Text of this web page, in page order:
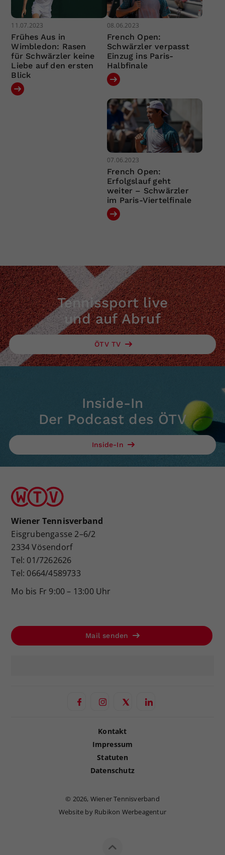
11.07.2023
Frühes Aus in
Wimbledon: Rasen
für Schwärzler keine
Liebe auf den ersten
Blick
08.06.2023
French Open:
Schwärzler verpasst
Einzug ins Paris-
Halbfinale
07.06.2023
French Open:
Erfolgslauf geht
weiter – Schwärzler
im Paris-Viertelfinale
Tennissport live
und auf Abruf
ÖTV TV
Inside-In
Der Podcast des ÖTV
Inside-In
Wiener Tennisverband
Eisgrubengasse 2–6/2
2334 Vösendorf
Tel: 01/7262626
Tel: 0664/4589733
Mo bis Fr 9:00 – 13:00 Uhr
Mail senden
Kontakt
Impressum
Statuten
Datenschutz
© 2026, Wiener Tennisverband
Website by Rubikon Werbeagentur